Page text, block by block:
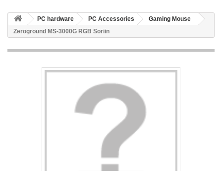
PC hardware PC Accessories
Gaming Mouse
Zeroground MS-3000G RGB Soriin